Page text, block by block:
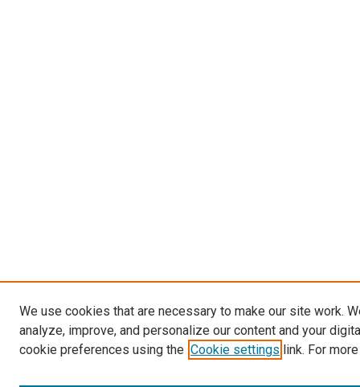
We use cookies that are necessary to make our site work.
analyze, improve, and personalize our content and your
cookie preferences using the Cookie settings link. For